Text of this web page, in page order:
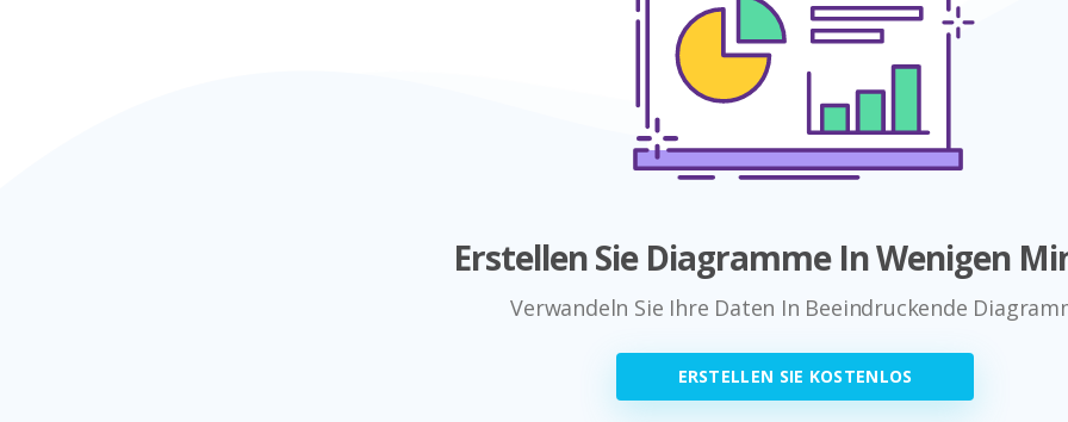
Erstellen Sie Diagramme In Wenigen
Verwandeln Sie Ihre Daten In Beeindruckende
ERSTELLEN SIE KOSTENLOS